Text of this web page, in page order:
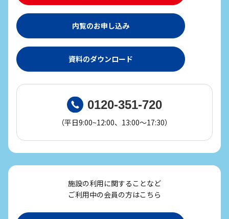
内覧のお申し込み
資料のダウンロード
0120-351-720
（平日9:00~12:00、13:00～17:30）
施設の利用に関することなど
ご利用中の会員の方はこちら